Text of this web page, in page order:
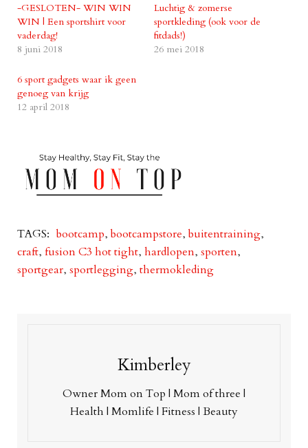
-GESLOTEN- WIN WIN
WIN | Een sportshirt voor
vaderdag!
8 juni 2018
Luchtig & zomerse
sportkleding (ook voor de
fitdads!)
26 mei 2018
6 sport gadgets waar ik geen
genoeg van krijg
12 april 2018
TAGS: bootcamp,bootcampstore,buitentraining,
craft, fusion C3 hot tight, hardlopen, sporten,
sportgear, sportlegging, thermokleding
Kimberley
Owner Mom on Top | Mom of three |
Health | Momlife | Fitness | Beauty